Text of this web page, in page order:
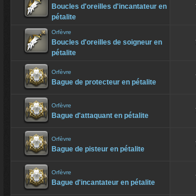
Boucles d'oreilles d'incantateur en
pétalite
Orfèvre
Boucles d'oreilles de soigneur en
pétalite
Orfèvre
Bague de protecteur en pétalite
Orfèvre
Bague d'attaquant en pétalite
Orfèvre
Bague de pisteur en pétalite
Orfèvre
Bague d'incantateur en pétalite